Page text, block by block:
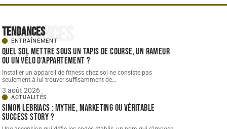
Tendances
Tendances
ENTRAÎNEMENT
Quel sol mettre sous un tapis de course, un rameur
ou un vélo d’appartement ?
Installer un appareil de fitness chez soi ne consiste pas
seulement à lui trouver suffisamment de…
3 août 2026
ACTUALITÉS
Simon Lebriacs : mythe, marketing ou véritable
success story ?